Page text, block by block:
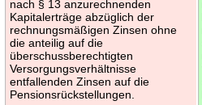
nach § 13 anzurechnenden
Kapitalerträge abzüglich der
rechnungsmäßigen Zinsen ohne
die anteilig auf die
überschussberechtigten
Versorgungsverhältnisse
entfallenden Zinsen auf die
Pensionsrückstellungen.